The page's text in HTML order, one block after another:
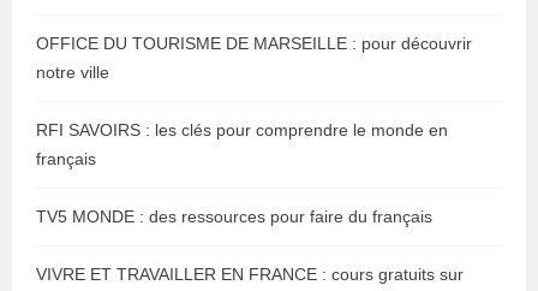
OFFICE DU TOURISME DE MARSEILLE : pour découvrir
notre ville
RFI SAVOIRS : les clés pour comprendre le monde en
français
TV5 MONDE : des ressources pour faire du français
VIVRE ET TRAVAILLER EN FRANCE : cours gratuits sur